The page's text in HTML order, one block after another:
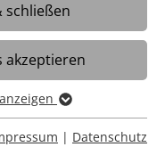
schließen
akzeptieren
Funktionen
| Datenschutz